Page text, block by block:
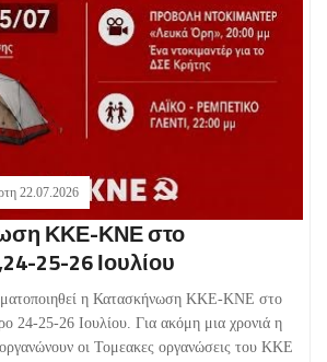
22.07.2026
ΚΚΕ-ΚΝΕ στο
25-26 Ιουλίου
η Κατασκήνωση ΚΚΕ-ΚΝΕ στο
24-25-26 Ιουλίου. Για ακόμη μια χρονιά η
οι Τομεακες οργανώσεις του ΚΚΕ